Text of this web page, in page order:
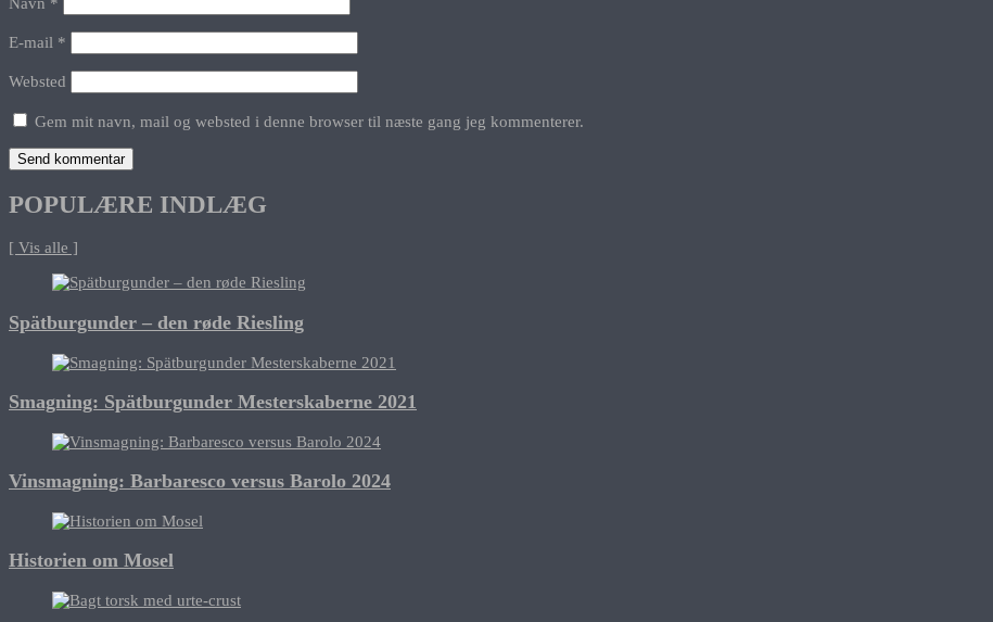
E-mail *
Websted
Gem mit navn, mail og websted i denne browser til næste gang jeg kommenterer.
POPULÆRE INDLÆG
[ Vis alle ]
Spätburgunder – den røde Riesling
Smagning: Spätburgunder Mesterskaberne 2021
Vinsmagning: Barbaresco versus Barolo 2024
Historien om Mosel